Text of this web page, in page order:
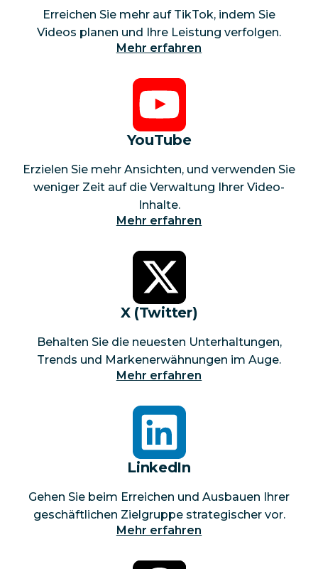
Erreichen Sie mehr auf TikTok, indem Sie
Videos planen und Ihre Leistung verfolgen.
Mehr erfahren
YouTube
Erzielen Sie mehr Ansichten, und verwenden Sie
weniger Zeit auf die Verwaltung Ihrer Video-
Inhalte.
Mehr erfahren
X (Twitter)
Behalten Sie die neuesten Unterhaltungen,
Trends und Markenerwähnungen im Auge.
Mehr erfahren
LinkedIn
Gehen Sie beim Erreichen und Ausbauen Ihrer
geschäftlichen Zielgruppe strategischer vor.
Mehr erfahren